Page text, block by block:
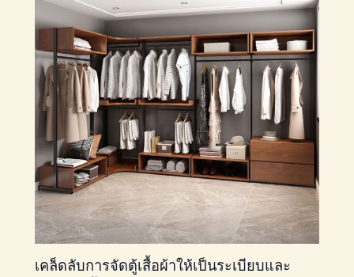
เคล็ดลับการจัดตู้เสื้อผ้าให้เป็นระเบียบและ